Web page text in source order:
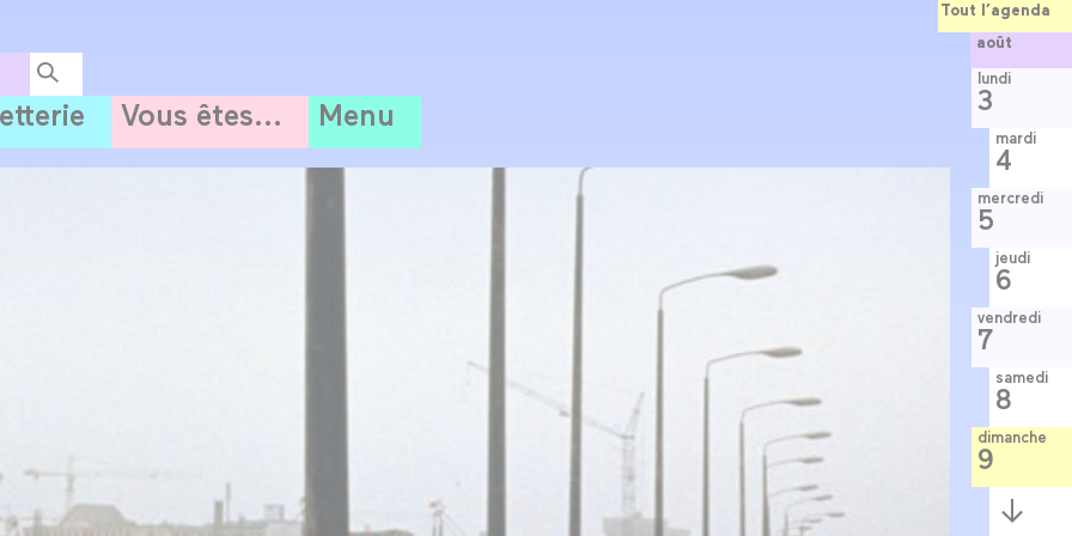
Vous êtes... Menu
Tout l’agenda
août
lundi
3
mardi
4
mercredi
5
jeudi
6
vendredi
7
samedi
8
dimanche
9
Semaine
suivante